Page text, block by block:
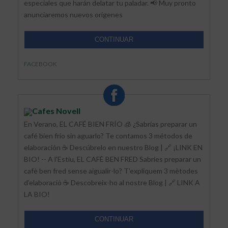
especiales que harán delatar tu paladar. 📢 Muy pronto
anunciaremos nuevos orígenes
CONTINUAR
FACEBOOK
Cafes Novell
En Verano, EL CAFÉ BIEN FRÍO 🧊 ¿Sabrías preparar un
café bien frío sin aguarlo? Te contamos 3 métodos de
elaboración ☕ Descúbrelo en nuestro Blog | 🔗 ¡LINK EN
BIO! -- A l'Estiu, EL CAFÈ BEN FRED Sabries preparar un
cafè ben fred sense aigualir-lo? T'expliquem 3 mètodes
d'elaboració ☕ Descobreix-ho al nostre Blog | 🔗 LINK A
LA BIO!
CONTINUAR